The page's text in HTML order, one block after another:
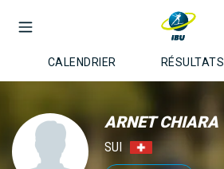
CALENDRIER RÉSULTATS
ARNET CHIARA
SUI